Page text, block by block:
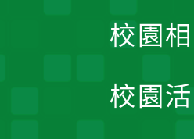
校園
校園